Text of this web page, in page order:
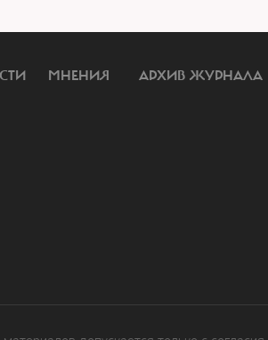
МНЕНИЯ АРХИВ ЖУРНАЛА